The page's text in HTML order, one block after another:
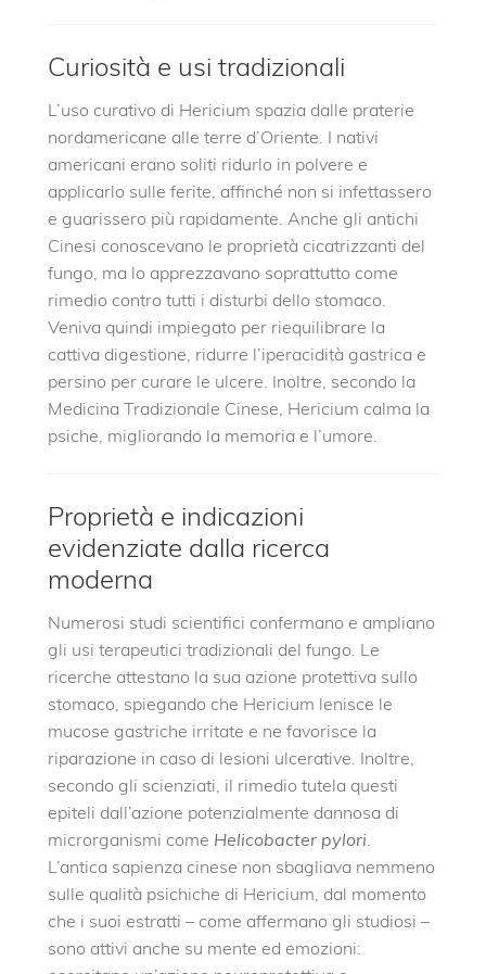
Curiosità e usi tradizionali
L’uso curativo di Hericium spazia dalle praterie
nordamericane alle terre d’Oriente. I nativi
americani erano soliti ridurlo in polvere e
applicarlo sulle ferite, affinché non si infettassero
e guarissero più rapidamente. Anche gli antichi
Cinesi conoscevano le proprietà cicatrizzanti del
fungo, ma lo apprezzavano soprattutto come
rimedio contro tutti i disturbi dello stomaco.
Veniva quindi impiegato per riequilibrare la
cattiva digestione, ridurre l’iperacidità gastrica e
persino per curare le ulcere. Inoltre, secondo la
Medicina Tradizionale Cinese, Hericium calma la
psiche, migliorando la memoria e l’umore.
Proprietà e indicazioni
evidenziate dalla ricerca
moderna
Numerosi studi scientifici confermano e ampliano
gli usi terapeutici tradizionali del fungo. Le
ricerche attestano la sua azione protettiva sullo
stomaco, spiegando che Hericium lenisce le
mucose gastriche irritate e ne favorisce la
riparazione in caso di lesioni ulcerative. Inoltre,
secondo gli scienziati, il rimedio tutela questi
epiteli dall’azione potenzialmente dannosa di
microrganismi come Helicobacter pylori.
L’antica sapienza cinese non sbagliava nemmeno
sulle qualità psichiche di Hericium, dal momento
che i suoi estratti – come affermano gli studiosi –
sono attivi anche su mente ed emozioni: